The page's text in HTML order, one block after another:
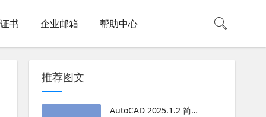
书 企业邮箱 帮助中心
推荐图文
AutoCAD 2025.1.2 简体